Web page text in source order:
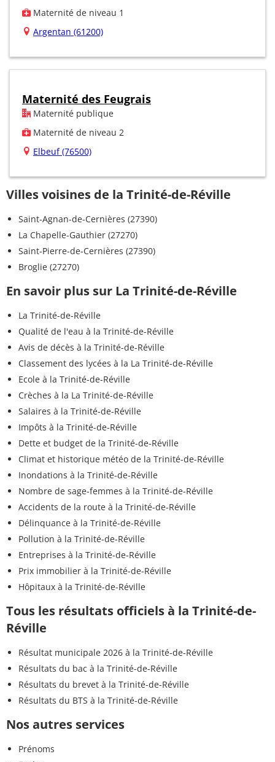
Maternité de niveau 1
Argentan (61200)
Maternité des Feugrais
Maternité publique
Maternité de niveau 2
Elbeuf (76500)
Villes voisines de la Trinité-de-Réville
Saint-Agnan-de-Cernières (27390)
La Chapelle-Gauthier (27270)
Saint-Pierre-de-Cernières (27390)
Broglie (27270)
En savoir plus sur La Trinité-de-Réville
La Trinité-de-Réville
Qualité de l'eau à la Trinité-de-Réville
Avis de décès à la Trinité-de-Réville
Classement des lycées à la La Trinité-de-Réville
Ecole à la Trinité-de-Réville
Crèches à la La Trinité-de-Réville
Salaires à la Trinité-de-Réville
Impôts à la Trinité-de-Réville
Dette et budget de la Trinité-de-Réville
Climat et historique météo de la Trinité-de-Réville
Inondations à la Trinité-de-Réville
Nombre de sage-femmes à la Trinité-de-Réville
Accidents de la route à la Trinité-de-Réville
Délinquance à la Trinité-de-Réville
Pollution à la Trinité-de-Réville
Entreprises à la Trinité-de-Réville
Prix immobilier à la Trinité-de-Réville
Hôpitaux à la Trinité-de-Réville
Tous les résultats officiels à la Trinité-de-
Réville
Résultat municipale 2026 à la Trinité-de-Réville
Résultats du bac à la Trinité-de-Réville
Résultats du brevet à la Trinité-de-Réville
Résultats du BTS à la Trinité-de-Réville
Nos autres services
Prénoms